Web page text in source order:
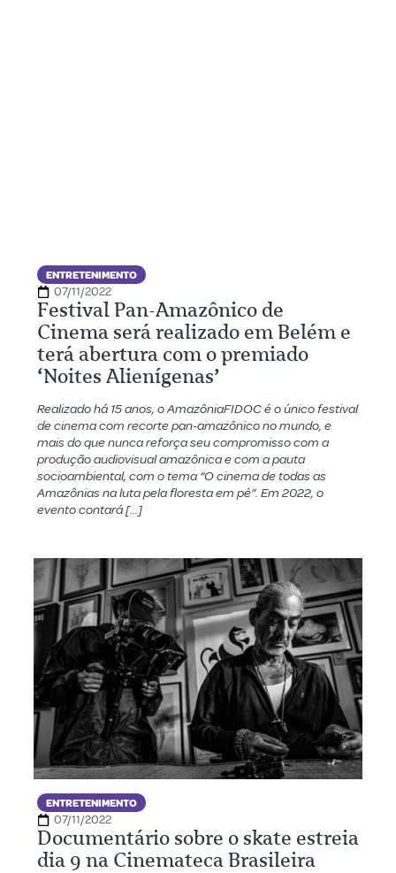
ENTRETENIMENTO
07/11/2022
Festival Pan-Amazônico de
Cinema será realizado em Belém e
terá abertura com o premiado
‘Noites Alienígenas’
Realizado há 15 anos, o AmazôniaFIDOC é o único festival
de cinema com recorte pan-amazônico no mundo, e
mais do que nunca reforça seu compromisso com a
produção audiovisual amazônica e com a pauta
socioambiental, com o tema “O cinema de todas as
Amazônias na luta pela floresta em pé”. Em 2022, o
evento contará […]
ENTRETENIMENTO
07/11/2022
Documentário sobre o skate estreia
dia 9 na Cinemateca Brasileira